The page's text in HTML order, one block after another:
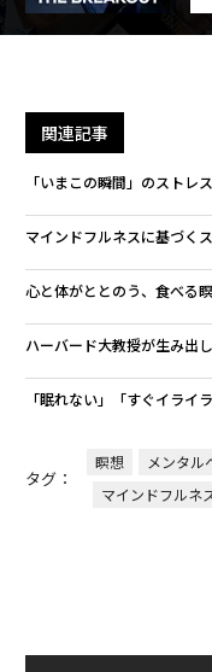
関連記事
「いまこの瞬間」のストレ
マインドフルネスに基づく
心と体がととのう、食べる
ハーバード大教授が生み出
「眠れない」「すぐイラ
タグ：
瞑想 メンタル
マインドフルネ